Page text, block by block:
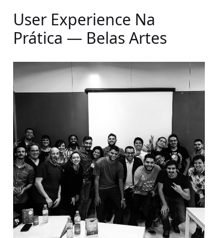
User Experience Na
Prática — Belas Artes